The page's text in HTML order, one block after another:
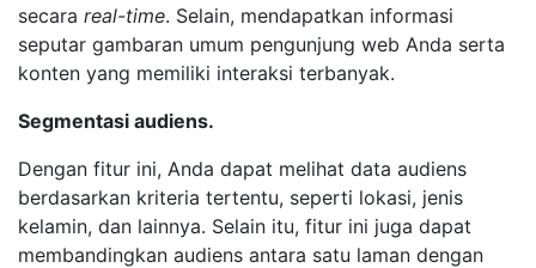
secara real-time. Selain, mendapatkan informasi
seputar gambaran umum pengunjung web Anda serta
konten yang memiliki interaksi terbanyak.
Segmentasi audiens.
Dengan fitur ini, Anda dapat melihat data audiens
berdasarkan kriteria tertentu, seperti lokasi, jenis
kelamin, dan lainnya. Selain itu, fitur ini juga dapat
membandingkan audiens antara satu laman dengan